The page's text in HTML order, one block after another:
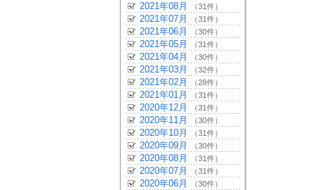
2021年08月 （31件）
2021年07月 （31件）
2021年06月 （30件）
2021年05月 （31件）
2021年04月 （30件）
2021年03月 （32件）
2021年02月 （28件）
2021年01月 （31件）
2020年12月 （31件）
2020年11月 （30件）
2020年10月 （31件）
2020年09月 （30件）
2020年08月 （31件）
2020年07月 （31件）
2020年06月 （30件）